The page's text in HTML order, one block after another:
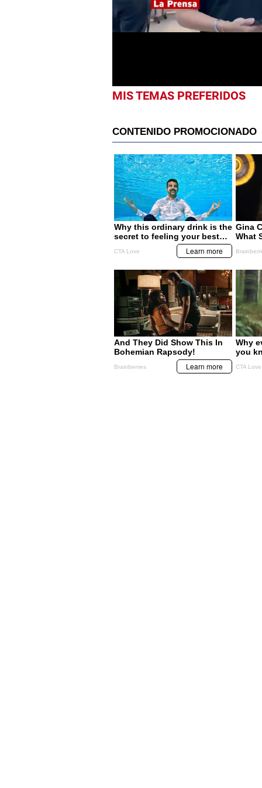
minute,
59
MIS TEMAS PREFERIDOS